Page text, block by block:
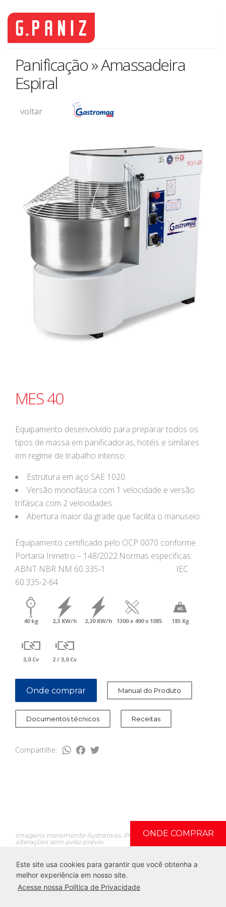
Este site usa cookies para garantir que você obtenha a
melhor experiência em nosso site.
Acesse nossa Política de Privacidade
ONDE COMPRAR
Panificação » Amassadeira
Espiral
voltar
MES 40
Equipamento desenvolvido para preparar todos os
tipos de massa em panificadoras, hotéis e similares
em regime de trabalho intenso.
Estrutura em aço SAE 1020.
Versão monofásica com 1 velocidade e versão
trifásica com 2 velocidades.
Abertura maior da grade que facilita o manuseio.
Equipamento certificado pelo OCP 0070 conforme
Portaria Inmetro – 148/2022.Normas especificas:
ABNT NBR NM 60.335-1
IEC
60.335-2-64
40 kg 2,3 KW/h 2,20 KW/h 1300 x 490 x 1085 185 Kg
3,0 Cv 2 / 3,0 Cv
Onde comprar Manual do Produto
Documentos técnicos Receitas
Compartilhe: WhatsApp
Facebook
Imagens meramente ilustrativas. Produtos sujeitos a
alterações sem aviso prévio.